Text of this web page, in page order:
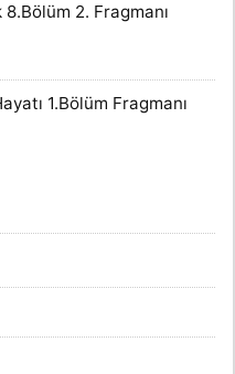
2. Fragmanı
1.Bölüm Fragmanı